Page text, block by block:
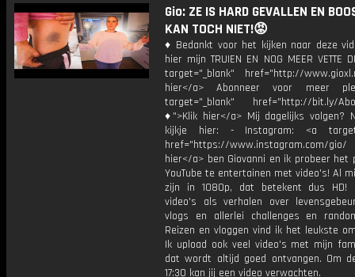
Gio: ZE IS HARD GEVALLEN EN
KAN TOCH NIET!😡
♦ Bedankt voor het kijken naar deze
hier mijn TRUIEN EN NOG MEER VETTE
target="_blank" href="http://
hier</a> Abonneer voor meer
target="_blank" href="http://bit.ly/
♦">Klik hier</a> Mij dagelijks volgen?
kijkje hier: - Instagram: <a
href="https://www.instagram.com/
hier</a> ben Giovanni en ik probeer het
YouTube te entertainen met video's! Al
zijn in 1080p, dat betekent dus HD!
video's als verhalen over
vlogs en allerlei challenges en
Reizen en vloggen vind ik het leukste
Ik upload ook veel video's met mijn
dat wordt altijd goed ontvangen. Om
17:30 kan jij een video verwachten.